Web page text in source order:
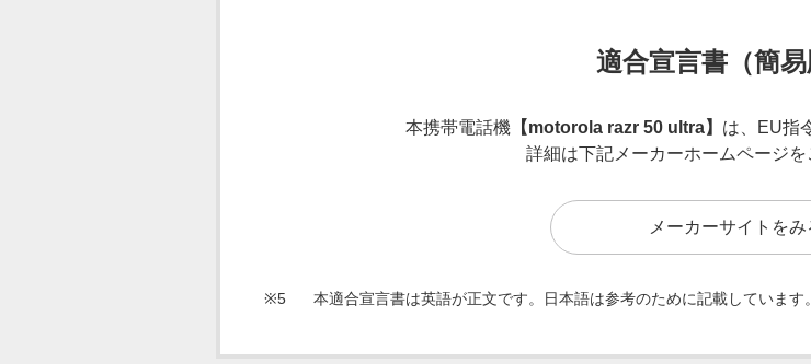
適合宣言書（簡易
本携帯電話機【motorola razr 50 ultra】 は、EU指
詳細は下記メーカーホームページを
メーカーサイトをみ
※5 本適合宣言書は英語が正文です。日本語は参考のために記載しています。